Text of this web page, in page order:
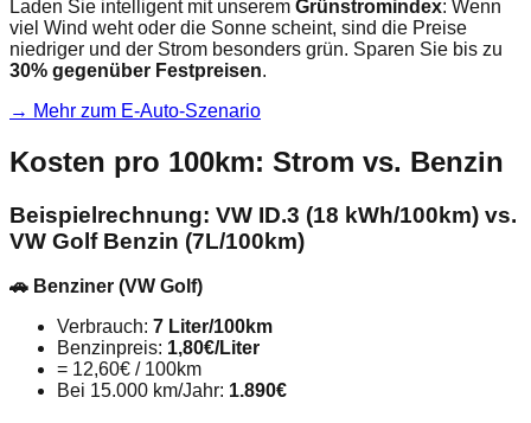
Laden Sie intelligent mit unserem Grünstromindex: Wenn
viel Wind weht oder die Sonne scheint, sind die Preise
niedriger und der Strom besonders grün. Sparen Sie bis zu
30% gegenüber Festpreisen.
→ Mehr zum E-Auto-Szenario
Kosten pro 100km: Strom vs. Benzin
Beispielrechnung: VW ID.3 (18 kWh/100km) vs.
VW Golf Benzin (7L/100km)
🚗 Benziner (VW Golf)
Verbrauch: 7 Liter/100km
Benzinpreis: 1,80€/Liter
= 12,60€ / 100km
Bei 15.000 km/Jahr: 1.890€